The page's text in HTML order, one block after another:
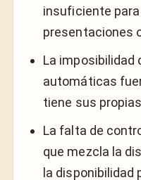
insuficiente
presentaciones
La imposibilidad
automáticas
tiene sus
La falta de
que mezcla la
la disponibilidad